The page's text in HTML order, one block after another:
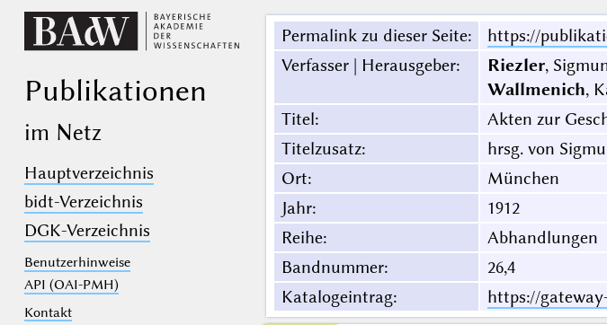
Publikationen
im Netz
Hauptverzeichnis
bidt-Verzeichnis
DGK-Verzeichnis
Benutzerhinweise
API (OAI-PMH)
Kontakt
Permalink zu dieser Seite:
https://
Verfasser | Herausgeber: Riezler,
Wallmenich,
Titel:
Akten zur
Titelzusatz:
hrsg. von
Ort:
München
Jahr:
1912
Reihe:
Abhandlungen
Bandnummer:
26,4
Katalogeintrag: https://